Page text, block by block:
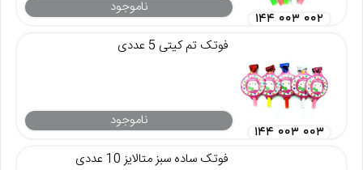
ناموجود
۱۴۴ ۰۰۳ ۰۰۲
فوتک تم کیتی 5 عددی
ناموجود
۱۴۴ ۰۰۳ ۰۰۳
فوتک ساده سبز متالایز 10 عددی